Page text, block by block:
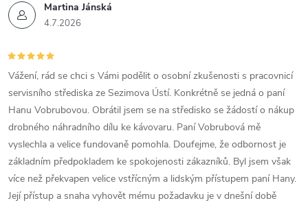
Martina Jánská
4.7.2026
Vážení, rád se chci s Vámi podělit o osobní zkušenosti s pracovnicí
servisního střediska ze Sezimova Ústí. Konkrétně se jedná o paní
Hanu Vobrubovou. Obrátil jsem se na středisko se žádostí o nákup
drobného náhradního dílu ke kávovaru. Paní Vobrubová mě
vyslechla a velice fundovaně pomohla. Doufejme, že odbornost je
základním předpokladem ke spokojenosti zákazníků. Byl jsem však
více než překvapen velice vstřícným a lidským přístupem paní Hany.
Její přístup a snaha vyhovět mému požadavku je v dnešní době